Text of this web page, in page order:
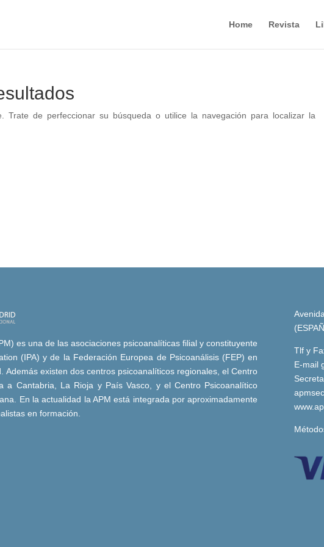
Home Revista
Trate de perfeccionar su búsqueda o utilice la navegación para localizar la
es una de las asociaciones psicoanalíticas filial y constituyente
(IPA) y de la Federación Europea de Psicoanálisis (FEP) en
Además existen dos centros psicoanalíticos regionales, el Centro
a Cantabria, La Rioja y País Vasco, y el Centro Psicoanalítico
En la actualidad la APM está integrada por aproximadamente
en formación.
Tlf y
E-mail